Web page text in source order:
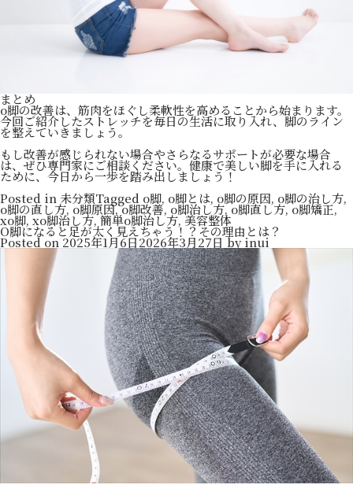
まとめ
o脚の改善は、筋肉をほぐし柔軟性を高めることから始まります。
今回ご紹介したストレッチを毎日の生活に取り入れ、脚のライン
を整えていきましょう。
もし改善が感じられない場合やさらなるサポートが必要な場合
は、ぜひ専門家にご相談ください。健康で美しい脚を手に入れる
ために、今日から一歩を踏み出しましょう！
Posted in 未分類Tagged o脚, o脚とは, o脚の原因, o脚の治し方,
o脚の直し方, o脚原因,o脚改善, o脚治し方, o脚直し方, o脚矯正,
xo脚,xo脚治し方,簡単o脚治し方,美容整体
O脚になると足が太く見えちゃう！？その理由とは？
Posted on2025年1月6日2026年3月27日 byinui